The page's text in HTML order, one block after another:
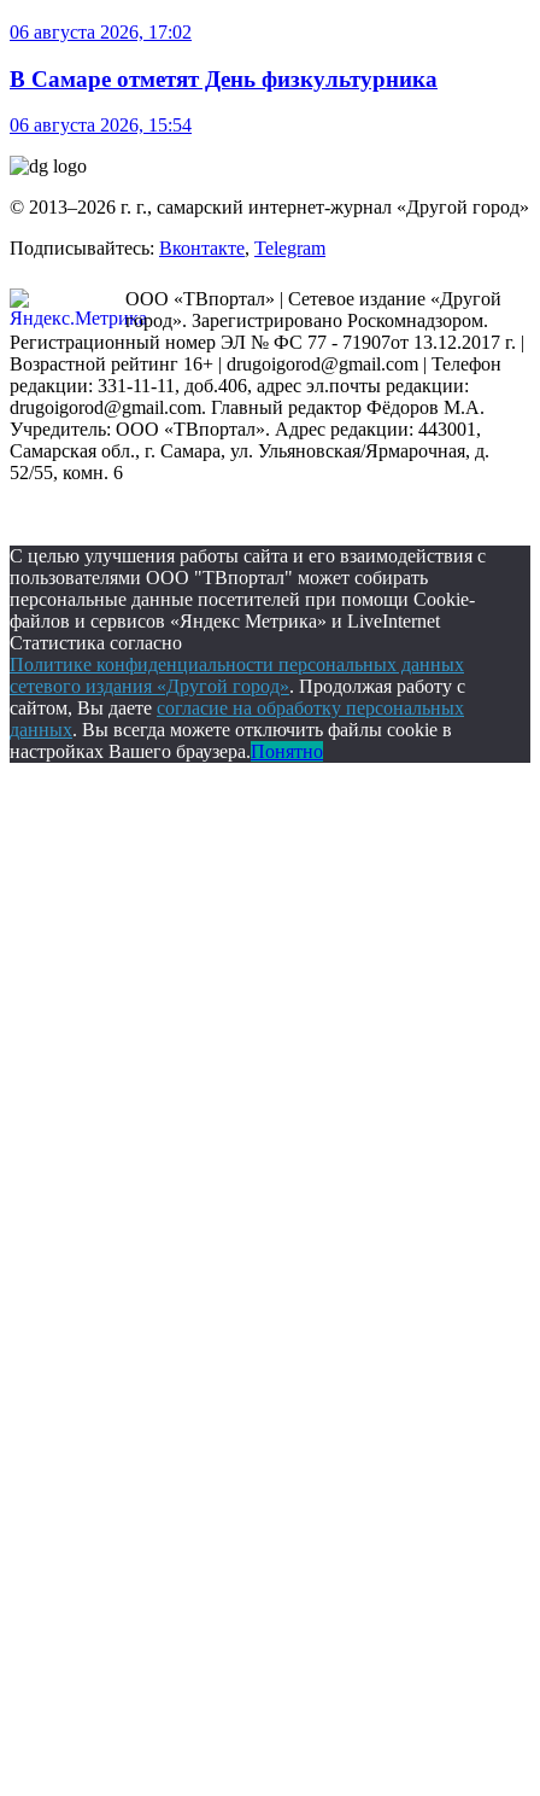
06 августа 2026, 17:02
В Самаре отметят День физкультурника
06 августа 2026, 15:54
© 2013–2026 г. г., самарский интернет-журнал «Другой город»
Подписывайтесь: Вконтакте, Telegram
ООО «ТВпортал» | Сетевое издание «Другой
город». Зарегистрировано Роскомнадзором.
Регистрационный номер ЭЛ № ФС 77 - 71907от 13.12.2017 г. |
Возрастной рейтинг 16+ | drugoigorod@gmail.com | Телефон
редакции: 331-11-11, доб.406, адрес эл.почты редакции:
drugoigorod@gmail.com. Главный редактор Фёдоров М.А.
Учредитель: ООО «ТВпортал». Адрес редакции: 443001,
Самарская обл., г. Самара, ул. Ульяновская/Ярмарочная, д.
52/55, комн. 6
С целью улучшения работы сайта и его взаимодействия с
пользователями ООО "ТВпортал" может собирать
персональные данные посетителей при помощи Cookie-
файлов и сервисов «Яндекс Метрика» и LiveInternet
Статистика согласно
Политике конфиденциальности персональных данных
сетевого издания «Другой город». Продолжая работу с
сайтом, Вы даете согласие на обработку персональных
данных. Вы всегда можете отключить файлы cookie в
настройках Вашего браузера.Понятно